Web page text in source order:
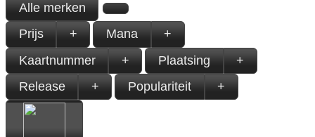
Alle merken
Prijs
+ Mana
+
Kaartnummer
+ Plaatsing
+
Release
+ Populariteit +